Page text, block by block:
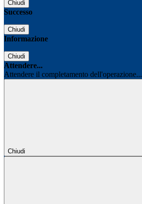
Chiudi
Successo
Chiudi
Informazione
Chiudi
Attendere...
Attendere il completamento dell'operazione...
Chiudi